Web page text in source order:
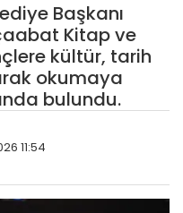
Başkanı
Kitap ve
kültür, tarih
okumaya
bulundu.
11:54